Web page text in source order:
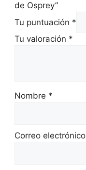
de Osprey”
Tu puntuación *
Tu valoración *
Nombre *
Correo electrónico